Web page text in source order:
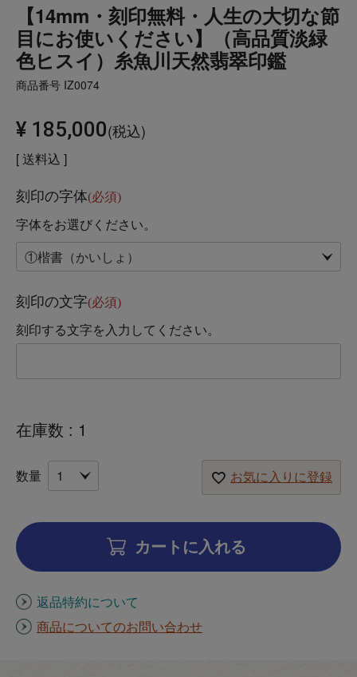
【14mm・刻印無料・人生の大切な節
目にお使いください】（高品質淡緑
色ヒスイ）糸魚川天然翡翠印鑑
商品番号 IZ0074
¥ 185,000 税込
送料込
刻印の字体(必須)
字体をお選びください。
刻印の文字(必須)
刻印する文字を入力してください。
在庫数 1
お気に入りに登録
カートに入れる
返品特約について
商品についてのお問い合わせ